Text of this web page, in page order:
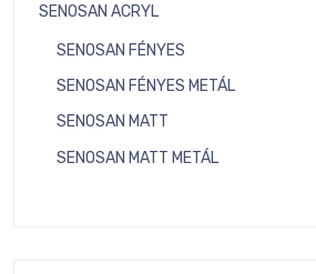
SENOSAN ACRYL
SENOSAN FÉNYES
SENOSAN FÉNYES METÁL
SENOSAN MATT
SENOSAN MATT METÁL